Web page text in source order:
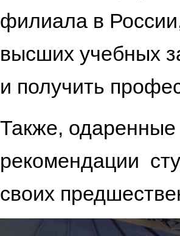
филиала в
высших учебных
и получить
Также,
рекомендации
своих